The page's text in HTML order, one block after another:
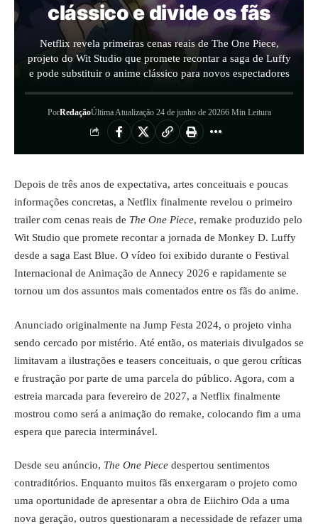
clássico e divide os fãs
Netflix revela primeiras cenas reais de The One Piece,
projeto do Wit Studio que promete recontar a saga de Luffy
e pode substituir o anime clássico para novos espectadores
PorRedaçãoÚltima Atualização 24 de junho de 20266 Min Leitura
Depois de três anos de expectativa, artes conceituais e poucas
informações concretas, a Netflix finalmente revelou o primeiro
trailer com cenas reais de The One Piece, remake produzido pelo
Wit Studio que promete recontar a jornada de Monkey D. Luffy
desde a saga East Blue. O vídeo foi exibido durante o Festival
Internacional de Animação de Annecy 2026 e rapidamente se
tornou um dos assuntos mais comentados entre os fãs do anime.
Anunciado originalmente na Jump Festa 2024, o projeto vinha
sendo cercado por mistério. Até então, os materiais divulgados se
limitavam a ilustrações e teasers conceituais, o que gerou críticas
e frustração por parte de uma parcela do público. Agora, com a
estreia marcada para fevereiro de 2027, a Netflix finalmente
mostrou como será a animação do remake, colocando fim a uma
espera que parecia interminável.
Desde seu anúncio, The One Piece despertou sentimentos
contraditórios. Enquanto muitos fãs enxergaram o projeto como
uma oportunidade de apresentar a obra de Eiichiro Oda a uma
nova geração, outros questionaram a necessidade de refazer uma